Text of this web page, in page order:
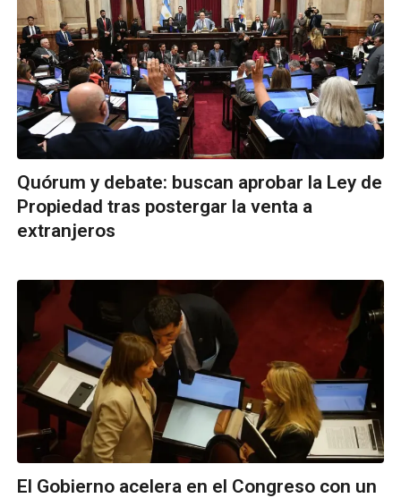
Quórum y debate: buscan aprobar la Ley de
Propiedad tras postergar la venta a
extranjeros
El Gobierno acelera en el Congreso con un